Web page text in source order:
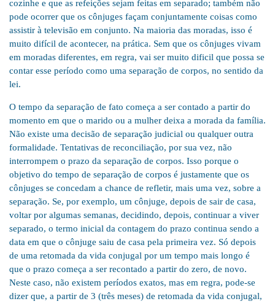
cozinhe e que as refeições sejam feitas em separado; também não
pode ocorrer que os cônjuges façam conjuntamente coisas como
assistir à televisão em conjunto. Na maioria das moradas, isso é
muito difícil de acontecer, na prática. Sem que os cônjuges vivam
em moradas diferentes, em regra, vai ser muito dificil que possa se
contar esse período como uma separação de corpos, no sentido da
lei.
O tempo da separação de fato começa a ser contado a partir do
momento em que o marido ou a mulher deixa a morada da família.
Não existe uma decisão de separação judicial ou qualquer outra
formalidade. Tentativas de reconciliação, por sua vez, não
interrompem o prazo da separação de corpos. Isso porque o
objetivo do tempo de separação de corpos é justamente que os
cônjuges se concedam a chance de refletir, mais uma vez, sobre a
separação. Se, por exemplo, um cônjuge, depois de sair de casa,
voltar por algumas semanas, decidindo, depois, continuar a viver
separado, o termo inicial da contagem do prazo continua sendo a
data em que o cônjuge saiu de casa pela primeira vez. Só depois
de uma retomada da vida conjugal por um tempo mais longo é
que o prazo começa a ser recontado a partir do zero, de novo.
Neste caso, não existem períodos exatos, mas em regra, pode-se
dizer que, a partir de 3 (três meses) de retomada da vida conjugal,